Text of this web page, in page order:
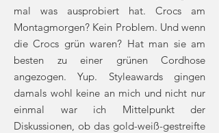
mal was ausprobiert hat. Crocs am
Montagmorgen? Kein Problem. Und wenn
die Crocs grün waren? Hat man sie am
besten zu einer grünen Cordhose
angezogen. Yup. Styleawards gingen
damals wohl keine an mich und nicht nur
einmal war ich Mittelpunkt der
Diskussionen, ob das gold-weiß-gestreifte